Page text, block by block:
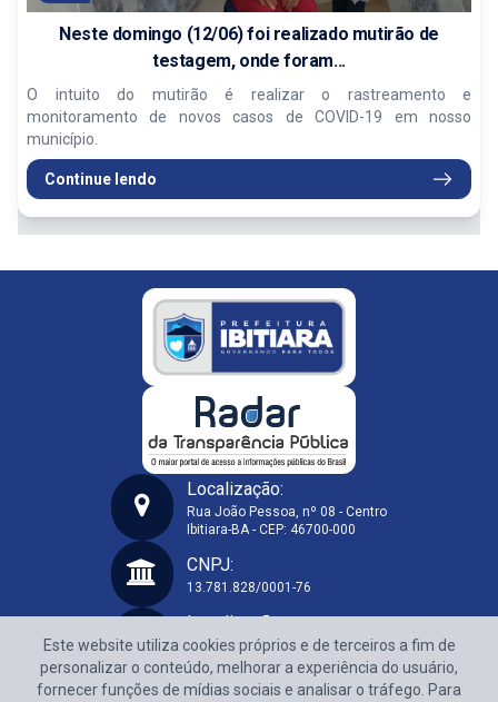
Neste domingo (12/06) foi realizado mutirão de
testagem, onde foram...
O intuito do mutirão é realizar o rastreamento e
monitoramento de novos casos de COVID-19 em nosso
município.
Continue lendo
Prefeitura Municipal de Ibitiara-BA
Localização:
Rua João Pessoa, nº 08 - Centro
Ibitiara-BA - CEP: 46700-000
CNPJ:
13.781.828/0001-76
Localização:
Rua João Pessoa, nº 08 - Centro
Ibitiara-BA - CEP: 46700-000
Este website utiliza cookies próprios e de terceiros a fim de
personalizar o conteúdo, melhorar a experiência do usuário,
fornecer funções de mídias sociais e analisar o tráfego. Para